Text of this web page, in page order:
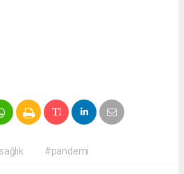
#pandemi